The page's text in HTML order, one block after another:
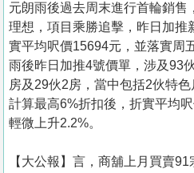
元朗雨後過去周末進行首輪銷售
理想，項目乘勝追擊，昨日加推
實平均呎價15694元，並落實周
雨後昨日加推4號價單，涉及93
房及29伙2房，當中包括2伙特
計算最高6%折扣後，折實平均
輕微上升2.2%。
【大公報】言， 商舖上月買賣